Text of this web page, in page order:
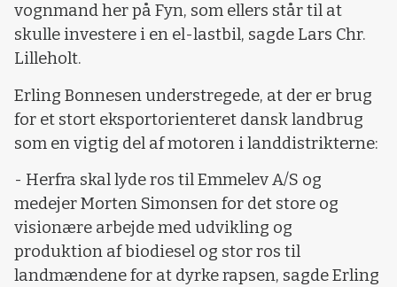
vognmand her på Fyn, som ellers står til at
skulle investere i en el-lastbil, sagde Lars Chr.
Lilleholt.
Erling Bonnesen understregede, at der er brug
for et stort eksportorienteret dansk landbrug
som en vigtig del af motoren i landdistrikterne:
- Herfra skal lyde ros til Emmelev A/S og
medejer Morten Simonsen for det store og
visionære arbejde med udvikling og
produktion af biodiesel og stor ros til
landmændene for at dyrke rapsen, sagde Erling